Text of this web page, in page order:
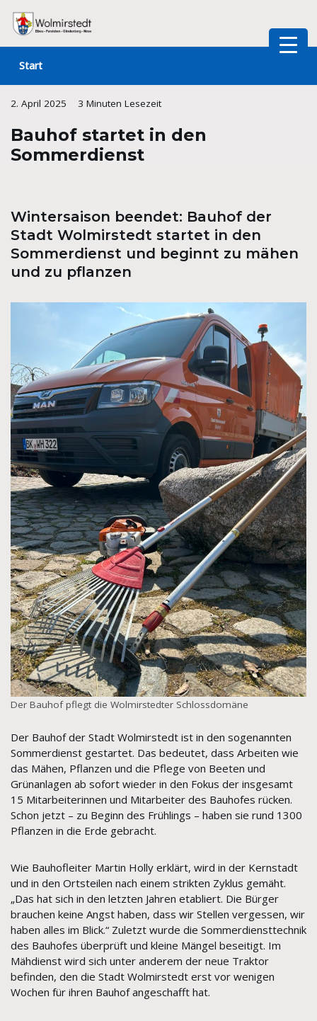
Zum
springen
Start
2. April 2025 3 Minuten Lesezeit
Bauhof startet in den
Sommerdienst
Wintersaison beendet: Bauhof der
Stadt Wolmirstedt startet in den
Sommerdienst und beginnt zu mähen
und zu pflanzen
Der Bauhof pflegt die Wolmirstedter Schlossdomäne
Der Bauhof der Stadt Wolmirstedt ist in den sogenannten
Sommerdienst gestartet. Das bedeutet, dass Arbeiten wie
das Mähen, Pflanzen und die Pflege von Beeten und
Grünanlagen ab sofort wieder in den Fokus der insgesamt
15 Mitarbeiterinnen und Mitarbeiter des Bauhofes rücken.
Schon jetzt – zu Beginn des Frühlings – haben sie rund 1300
Pflanzen in die Erde gebracht.
Wie Bauhofleiter Martin Holly erklärt, wird in der Kernstadt
und in den Ortsteilen nach einem strikten Zyklus gemäht.
„Das hat sich in den letzten Jahren etabliert. Die Bürger
brauchen keine Angst haben, dass wir Stellen vergessen, wir
haben alles im Blick.“ Zuletzt wurde die Sommerdiensttechnik
des Bauhofes überprüft und kleine Mängel beseitigt. Im
Mähdienst wird sich unter anderem der neue Traktor
befinden, den die Stadt Wolmirstedt erst vor wenigen
Wochen für ihren Bauhof angeschafft hat.